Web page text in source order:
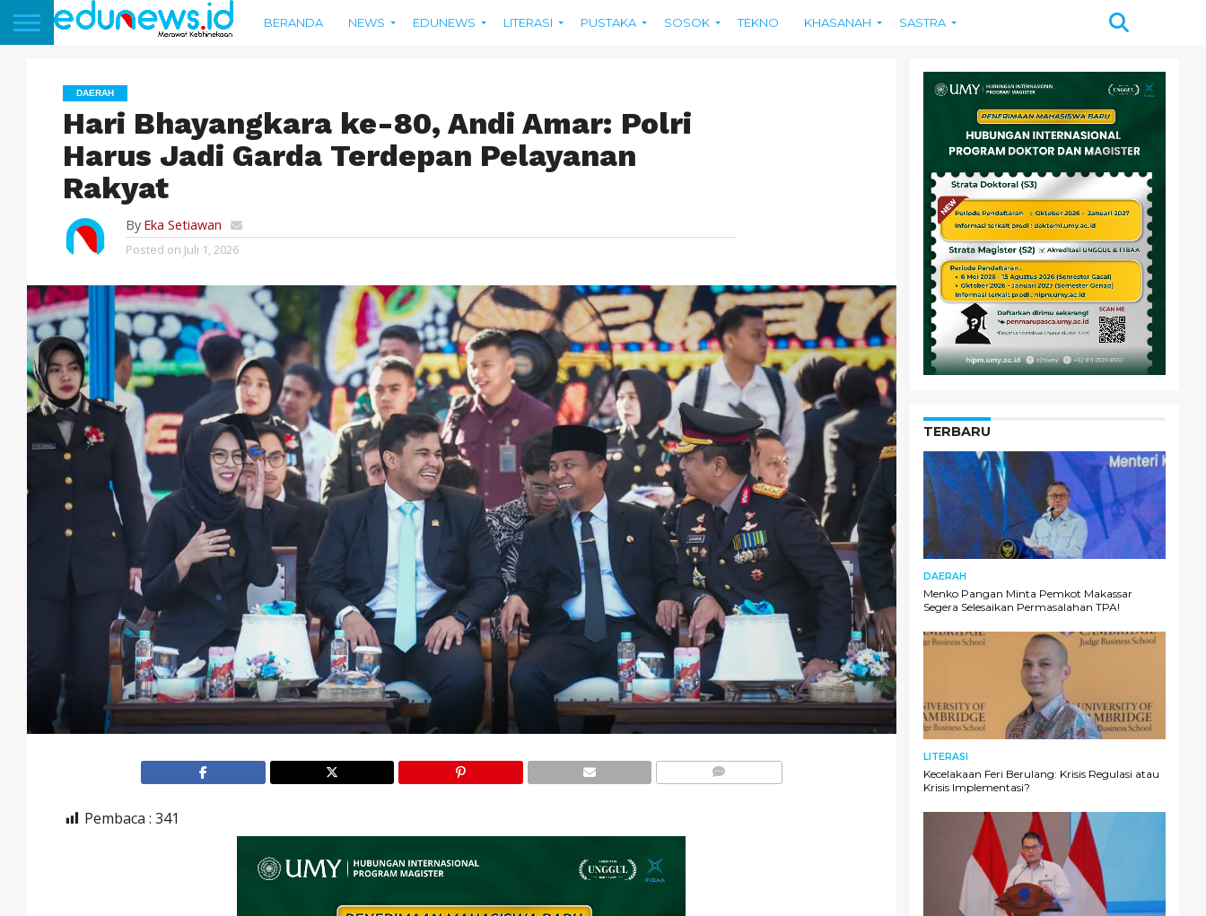
BERANDA NEWS EDUNEWS LITERASI PUSTAKA SOSOK TEKNO KHASANAH SASTRA
DAERAH
Hari Bhayangkara ke-80, Andi Amar: Polri
Harus Jadi Garda Terdepan Pelayanan
Rakyat
By Eka Setiawan
Posted on Juli 1, 2026
Pembaca : 341
TERBARU
DAERAH
Menko Pangan Minta Pemkot Makassar
Segera Selesaikan Permasalahan TPA!
LITERASI
Kecelakaan Feri Berulang: Krisis Regulasi atau
Krisis Implementasi?